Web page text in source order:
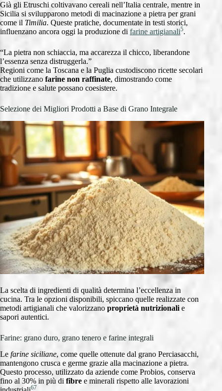
Già gli Etruschi coltivavano cereali nell’Italia centrale, mentre in
Sicilia si svilupparono metodi di macinazione a pietra per grani
come il Timilia. Queste pratiche, documentate in testi storici,
influenzano ancora oggi la produzione di farine artigianali5.
“La pietra non schiaccia, ma accarezza il chicco, liberandone
l’essenza senza distruggerla.”
Regioni come la Toscana e la Puglia custodiscono ricette secolari
che utilizzano farine non raffinate, dimostrando come
tradizione e salute possano coesistere.
Selezione dei Migliori Prodotti a Base di Grano Integrale
La scelta di ingredienti di qualità determina l’eccellenza in
cucina. Tra le opzioni disponibili, spiccano quelle realizzate con
metodi artigianali che valorizzano proprietà nutrizionali e
sapori autentici.
Farine: grano duro, grano tenero e farine integrali
Le farine siciliane, come quelle ottenute dal grano Perciasacchi,
mantengono crusca e germe grazie alla macinazione a pietra.
Questo processo, utilizzato da aziende come Probios, conserva
fino al 30% in più di fibre e minerali rispetto alle lavorazioni
67